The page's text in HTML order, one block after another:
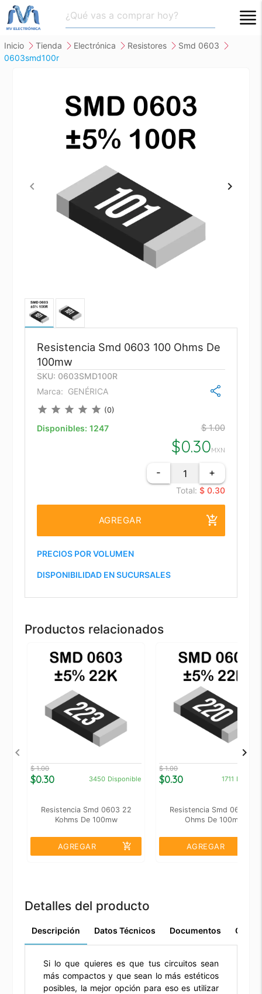
inicio tienda electrónica resistores
smd 0603
0603smd100r
Resistencia Smd 0603 100 Ohms De
100mw
SKU: 0603SMD100R
Marca: GENÉRICA
star star star star star (0)
Disponibles: 1247 $ 1.00
$0.30MXN
- +
Total: $ 0.30
AGREGAR add_shopping_cart
PRECIOS POR VOLUMEN
DISPONIBILIDAD EN SUCURSALES
Productos relacionados
$ 1.00
$0.30 3450 Disponible
Resistencia Smd 0603 22
Kohms De 100mw
AGREGAR add_shopping_cart
$ 1.00
$0.30 1711
Resistencia Smd 0603 22
Ohms De 100mw
AGREGAR
Detalles del producto
Descripción Datos Técnicos Documentos
Si lo que quieres es que tus circuitos sean
más compactos y que sean lo más estéticos
posibles, la mejor opción para eso es utilizar